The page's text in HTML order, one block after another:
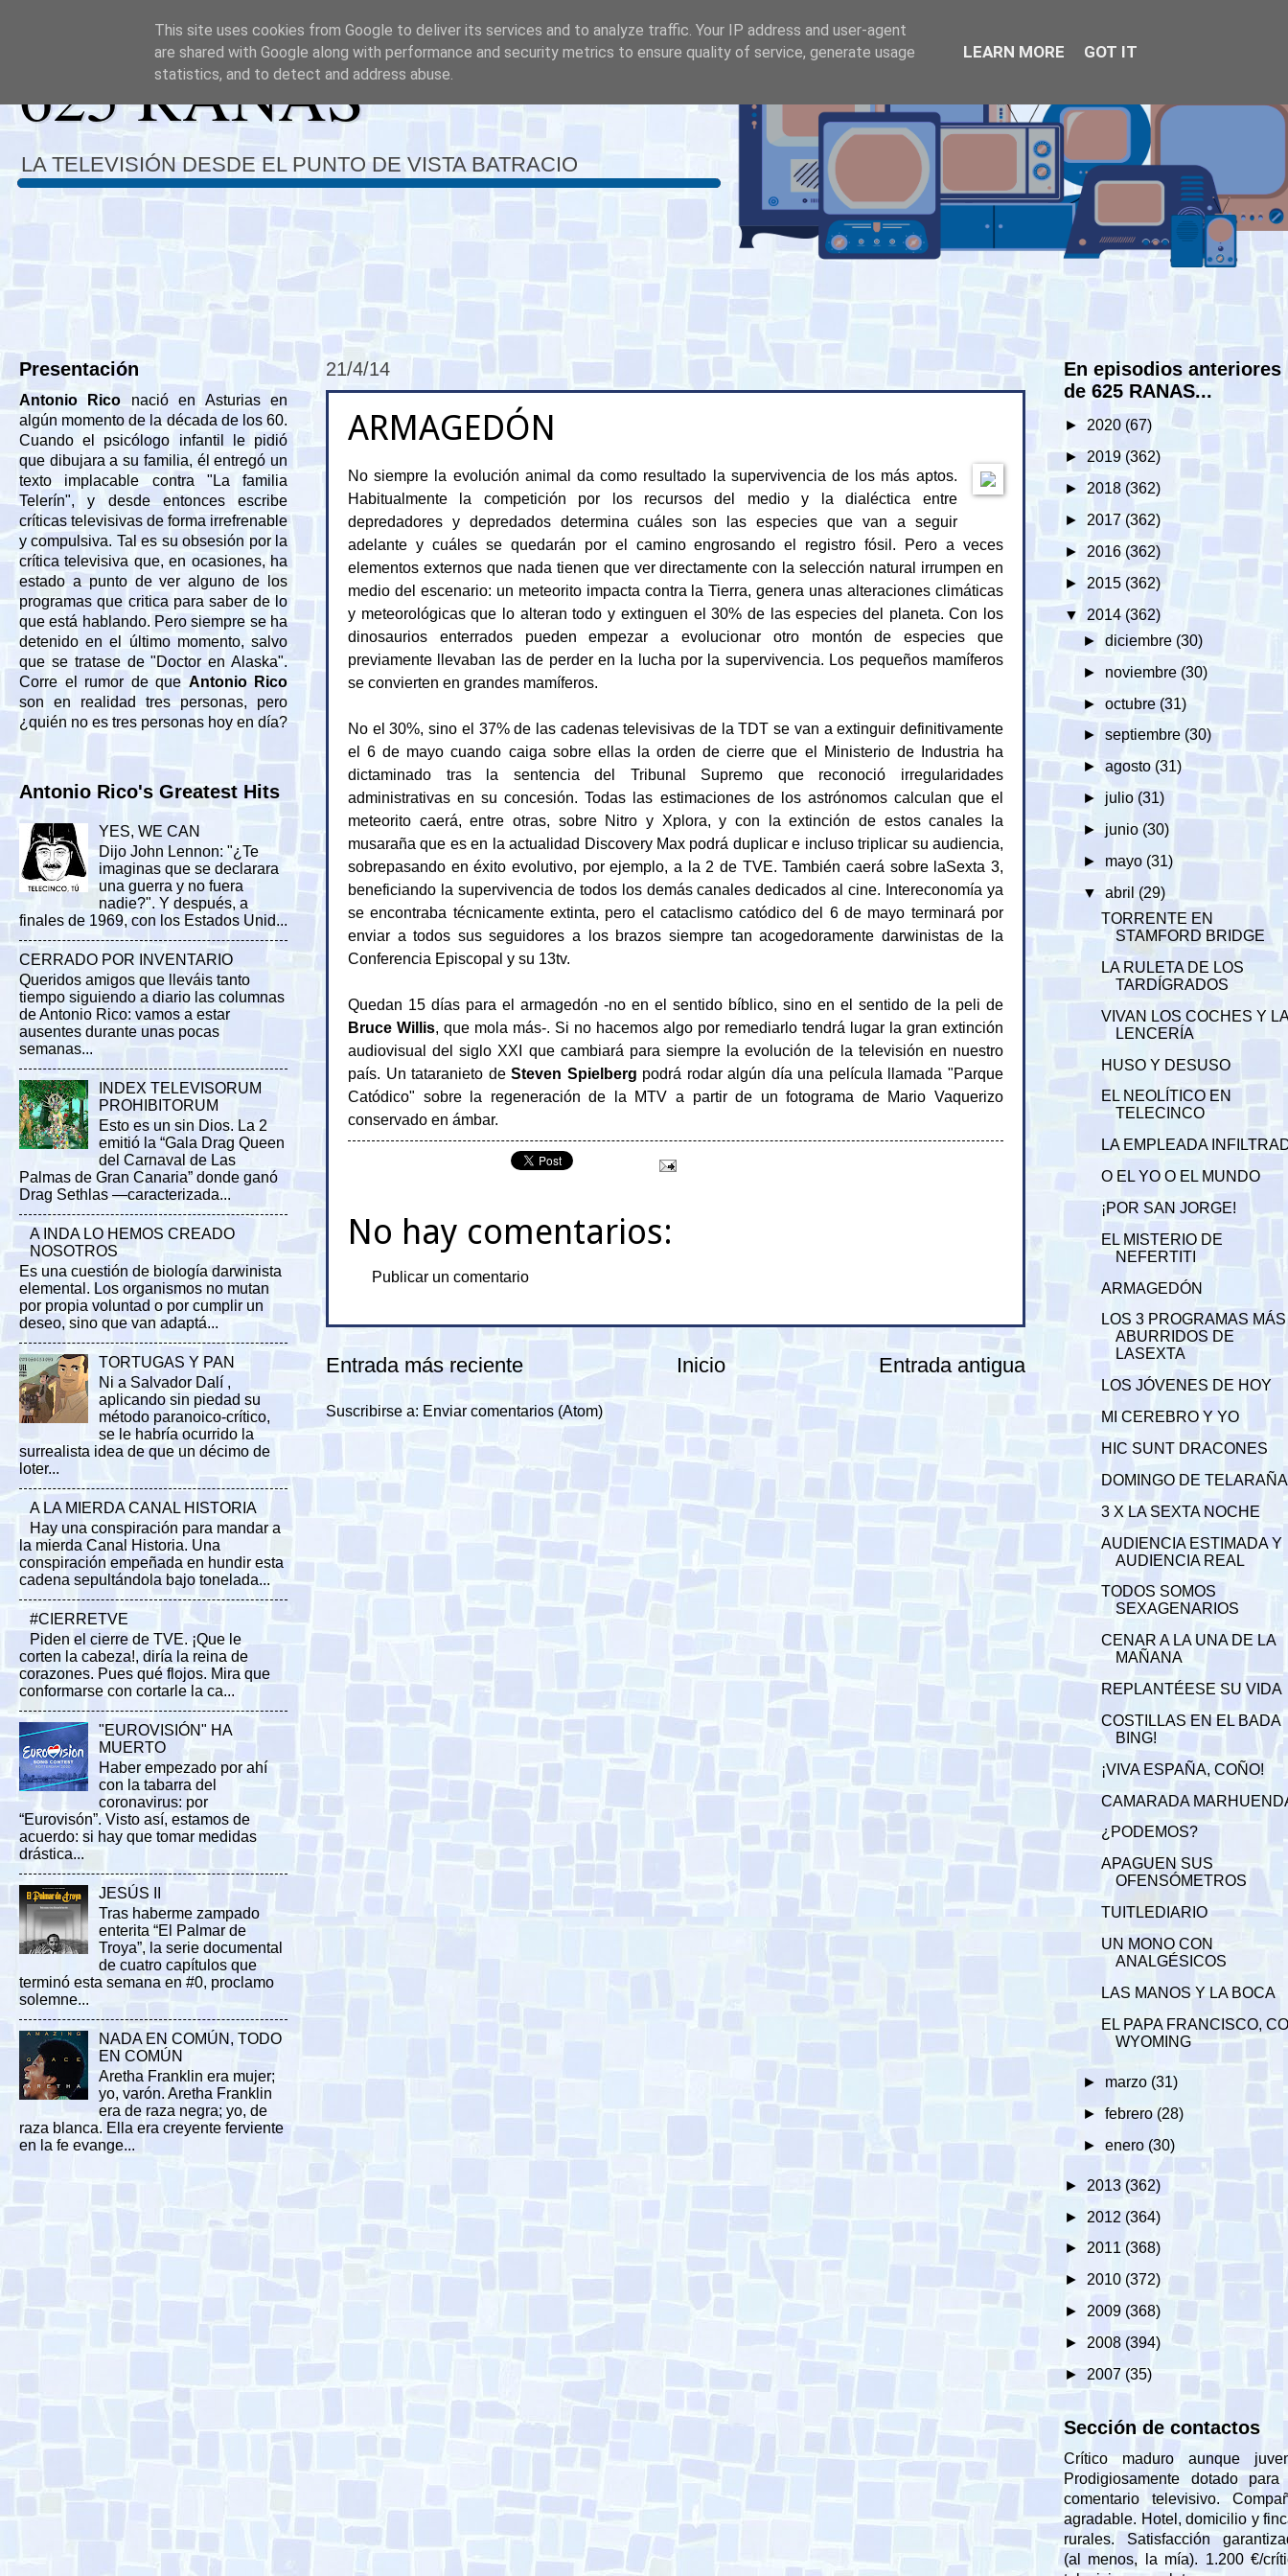
625 RANAS
LA TELEVISIÓN DESDE EL PUNTO DE VISTA BATRACIO
21/4/14
ARMAGEDÓN
No siempre la evolución animal da como resultado la supervivencia de los más aptos.
Habitualmente la competición por los recursos del medio y la dialéctica entre
depredadores y depredados determina cuáles son las especies que van a seguir
adelante y cuáles se quedarán por el camino engrosando el registro fósil. Pero a veces
elementos externos que nada tienen que ver directamente con la selección natural irrumpen en
medio del escenario: un meteorito impacta contra la Tierra, genera unas alteraciones climáticas
y meteorológicas que lo alteran todo y extinguen el 30% de las especies del planeta. Con los
dinosaurios enterrados pueden empezar a evolucionar otro montón de especies que
previamente llevaban las de perder en la lucha por la supervivencia. Los pequeños mamíferos
se convierten en grandes mamíferos.
No el 30%, sino el 37% de las cadenas televisivas de la TDT se van a extinguir definitivamente
el 6 de mayo cuando caiga sobre ellas la orden de cierre que el Ministerio de Industria ha
dictaminado tras la sentencia del Tribunal Supremo que reconoció irregularidades
administrativas en su concesión. Todas las estimaciones de los astrónomos calculan que el
meteorito caerá, entre otras, sobre Nitro y Xplora, y con la extinción de estos canales la
musaraña que es en la actualidad Discovery Max podrá duplicar e incluso triplicar su audiencia,
sobrepasando en éxito evolutivo, por ejemplo, a la 2 de TVE. También caerá sobre laSexta 3,
beneficiando la supervivencia de todos los demás canales dedicados al cine. Intereconomía ya
se encontraba técnicamente extinta, pero el cataclismo catódico del 6 de mayo terminará por
enviar a todos sus seguidores a los brazos siempre tan acogedoramente darwinistas de la
Conferencia Episcopal y su 13tv.
Quedan 15 días para el armagedón -no en el sentido bíblico, sino en el sentido de la peli de
Bruce Willis, que mola más-. Si no hacemos algo por remediarlo tendrá lugar la gran extinción
audiovisual del siglo XXI que cambiará para siempre la evolución de la televisión en nuestro
país. Un tataranieto deSteven Spielberg podrá rodar algún día una película llamada "Parque
Catódico" sobre la regeneración de la MTV a partir de un fotograma de Mario Vaquerizo
conservado en ámbar.
No hay comentarios:
Publicar un comentario
Entrada más reciente Entrada antigua
Inicio
Suscribirse a: Enviar comentarios (Atom)
Presentación
Antonio Rico nació en Asturias en
algún momento de la década de los 60.
Cuando el psicólogo infantil le pidió
que dibujara a su familia, él entregó un
texto implacable contra "La familia
Telerín", y desde entonces escribe
críticas televisivas de forma irrefrenable
y compulsiva. Tal es su obsesión por la
crítica televisiva que, en ocasiones, ha
estado a punto de ver alguno de los
programas que critica para saber de lo
que está hablando. Pero siempre se ha
detenido en el último momento, salvo
que se tratase de "Doctor en Alaska".
Corre el rumor de que Antonio Rico
son en realidad tres personas, pero
¿quién no es tres personas hoy en día?
Antonio Rico's Greatest Hits
YES, WE CAN
Dijo John Lennon: "¿Te
imaginas que se declarara
una guerra y no fuera
nadie?". Y después, a
finales de 1969, con los Estados Unid...
CERRADO POR INVENTARIO
Queridos amigos que lleváis tanto
tiempo siguiendo a diario las columnas
de Antonio Rico: vamos a estar
ausentes durante unas pocas
semanas...
INDEX TELEVISORUM
PROHIBITORUM
Esto es un sin Dios. La 2
emitió la “Gala Drag Queen
del Carnaval de Las
Palmas de Gran Canaria” donde ganó
Drag Sethlas —caracterizada...
A INDA LO HEMOS CREADO
NOSOTROS
Es una cuestión de biología darwinista
elemental. Los organismos no mutan
por propia voluntad o por cumplir un
deseo, sino que van adaptá...
TORTUGAS Y PAN
Ni a Salvador Dalí ,
aplicando sin piedad su
método paranoico-crítico,
se le habría ocurrido la
surrealista idea de que un décimo de
loter...
A LA MIERDA CANAL HISTORIA
Hay una conspiración para mandar a
la mierda Canal Historia. Una
conspiración empeñada en hundir esta
cadena sepultándola bajo tonelada...
#CIERRETVE
Piden el cierre de TVE. ¡Que le
corten la cabeza!, diría la reina de
corazones. Pues qué flojos. Mira que
conformarse con cortarle la ca...
"EUROVISIÓN" HA
MUERTO
Haber empezado por ahí
con la tabarra del
coronavirus: por
“Eurovisón”. Visto así, estamos de
acuerdo: si hay que tomar medidas
drástica...
JESÚS II
Tras haberme zampado
enterita “El Palmar de
Troya”, la serie documental
de cuatro capítulos que
terminó esta semana en #0, proclamo
solemne...
NADA EN COMÚN, TODO
EN COMÚN
Aretha Franklin era mujer;
yo, varón. Aretha Franklin
era de raza negra; yo, de
raza blanca. Ella era creyente ferviente
en la fe evange...
En episodios anteriores
de 625 RANAS...
► 2020 (67)
►2019 (362)
► 2018 (362)
► 2017 (362)
► 2016 (362)
► 2015 (362)
▼ 2014 (362)
► diciembre (30)
► noviembre (30)
► octubre(31)
► septiembre (30)
► agosto (31)
► julio (31)
► junio (30)
► mayo (31)
▼ abril (29)
TORRENTE EN
STAMFORD BRIDGE
LA RULETA DE LOS
TARDÍGRADOS
VIVAN LOS COCHES Y
LENCERÍA
HUSO Y DESUSO
EL NEOLÍTICO EN
TELECINCO
LA EMPLEADA
O EL YO O EL MUNDO
¡POR SAN JORGE!
EL MISTERIO DE
NEFERTITI
ARMAGEDÓN
LOS 3 PROGRAMAS MÁS
ABURRIDOS DE
LASEXTA
LOS JÓVENES DE HOY
MI CEREBRO Y YO
HIC SUNT DRACONES
DOMINGO DE
3 X LA SEXTA NOCHE
AUDIENCIA ESTIMADA Y
AUDIENCIA REAL
TODOS SOMOS
SEXAGENARIOS
CENAR A LA UNA DE LA
MAÑANA
REPLANTÉESE SU VIDA
COSTILLAS EN EL BADA
BING!
¡VIVA ESPAÑA, COÑO!
CAMARADA
¿PODEMOS?
APAGUEN SUS
OFENSÓMETROS
TUITLEDIARIO
UN MONO CON
ANALGÉSICOS
LAS MANOS Y LA BOCA
EL PAPA FRANCISCO,
WYOMING
► marzo (31)
► febrero (28)
► enero (30)
► 2013 (362)
► 2012 (364)
► 2011 (368)
► 2010 (372)
► 2009 (368)
► 2008 (394)
► 2007 (35)
Sección de contactos
Crítico maduro aunque
Prodigiosamente dotado
comentario televisivo.
agradable. Hotel, domicilio y
rurales. Satisfacción
(al menos, la mía). 1.200 €/
This site uses cookies from Google to deliver its services and to analyze traffic. Your IP address and user-agent
are shared with Google along with performance and security metrics to ensure quality of service, generate usage
statistics, and to detect and address abuse.
LEARN MORE GOT IT